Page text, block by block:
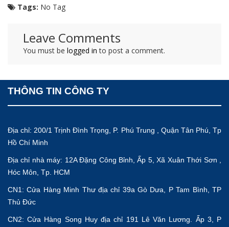
Tags: No Tag
Leave Comments
You must be logged in to post a comment.
THÔNG TIN CÔNG TY
Địa chỉ: 200/1 Trịnh Đình Trọng, P. Phú Trung , Quận Tân Phú, Tp
Hồ Chí Minh
Địa chỉ nhà máy: 12A Đặng Công Bỉnh, Ấp 5, Xã Xuân Thới Sơn ,
Hóc Môn, Tp. HCM
CN1: Cửa Hàng Minh Thư địa chỉ 39a Gò Dưa, P Tam Bình, TP
Thủ Đức
CN2: Cửa Hàng Song Huy địa chỉ 191 Lê Văn Lương. Ấp 3, P